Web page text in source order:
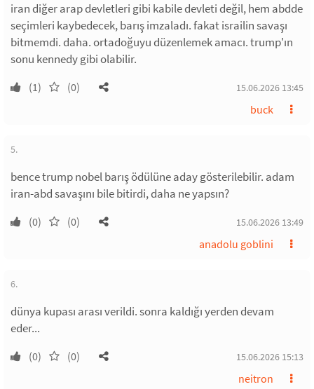
iran diğer arap devletleri gibi kabile devleti değil, hem abdde
seçimleri kaybedecek, barış imzaladı. fakat israilin savaşı
bitmemdi. daha. ortadoğuyu düzenlemek amacı. trump'ın
sonu kennedy gibi olabilir.
(1) (0) 15.06.2026 13:45
buck
5.
bence trump nobel barış ödülüne aday gösterilebilir. adam
iran-abd savaşını bile bitirdi, daha ne yapsın?
(0) (0) 15.06.2026 13:49
anadolu goblini
6.
dünya kupası arası verildi. sonra kaldığı yerden devam
eder...
(0) (0) 15.06.2026 15:13
neitron